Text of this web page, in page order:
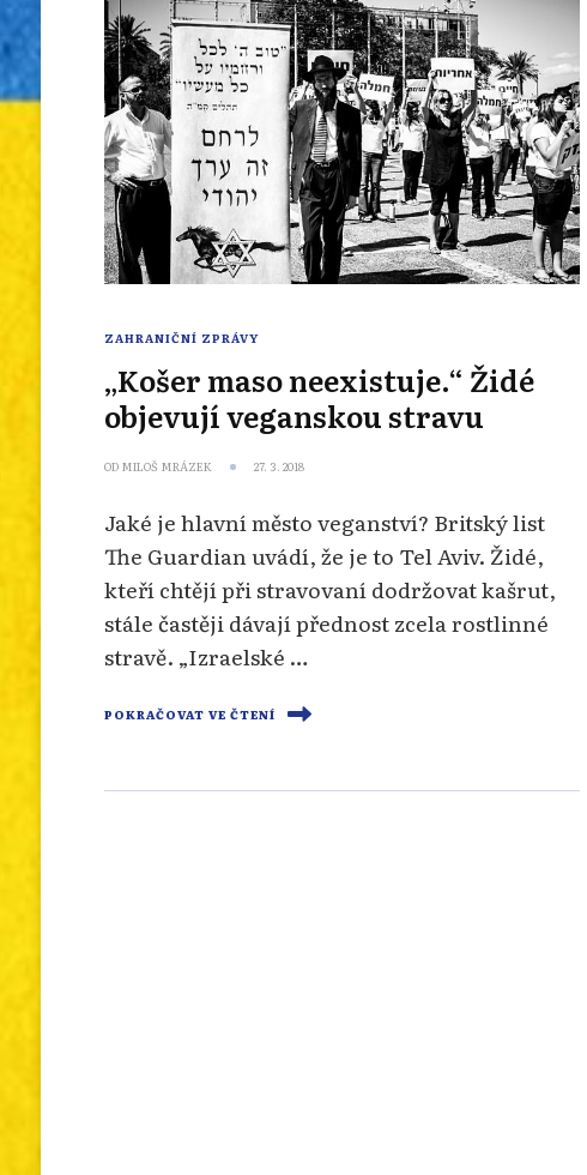
ZAHRANIČNÍ ZPRÁVY
„Košer maso neexistuje.“ Židé
objevují veganskou stravu
OD MILOŠ MRÁZEK 27. 3. 2018
Jaké je hlavní město veganství? Britský list
The Guardian uvádí, že je to Tel Aviv. Židé,
kteří chtějí při stravovaní dodržovat kašrut,
stále častěji dávají přednost zcela rostlinné
stravě. „Izraelské …
POKRAČOVAT VE ČTENÍ